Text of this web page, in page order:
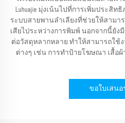
Luhuajie มุ่งเน้นไปที่การเพิ่มประสิ
ระบบสายพานลำเลียงที่ช่วยให้สามา
เสียไประหว่างการพิมพ์ นอกจากนี้ยั
ต่อวัสดุหลากหลาย ทำให้สามารถใช้
ต่างๆ เช่น การทำป้ายโฆษณา เสื้
ขอใบเสนอ